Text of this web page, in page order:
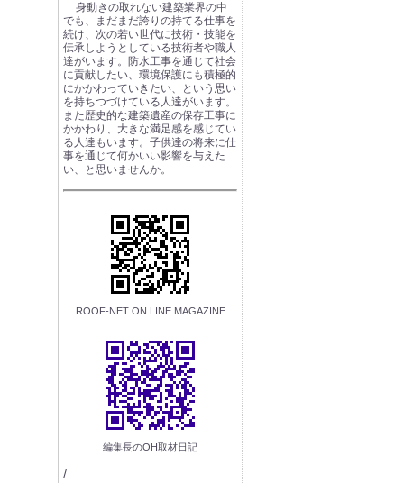
身動きの取れない建築業界の中
でも、まだまだ誇りの持てる仕事を
続け、次の若い世代に技術・技能を
伝承しようとしている技術者や職人
達がいます。防水工事を通じて社会
に貢献したい、環境保護にも積極的
にかかわっていきたい、という思い
を持ちつづけている人達がいます。
また歴史的な建築遺産の保存工事に
かかわり、大きな満足感を感じてい
る人達もいます。子供達の将来に仕
事を通じて何かいい影響を与えた
い、と思いませんか。
ROOF-NET ON LINE MAGAZINE
編集長のOH取材日記
/